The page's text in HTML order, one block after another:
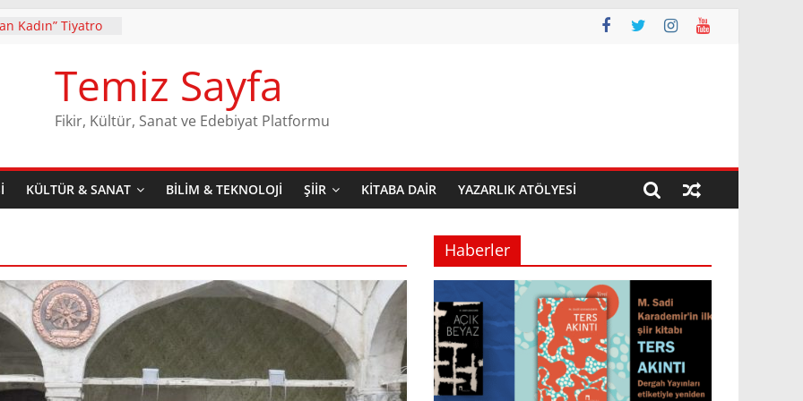
Kadın” Tiyatro
ilk şiir kitabı
Baskısı Dergâh
raflarda yerini
Yıldırım
Teatral Bir
Mi
Temiz Sayfa
Fikir, Kültür, Sanat ve Edebiyat Platformu
KÜLTÜR & SANAT BILIM & TEKNOLOJI ŞIIR KITABA DAIR YAZARLIK ATÖLYESI
Haberler